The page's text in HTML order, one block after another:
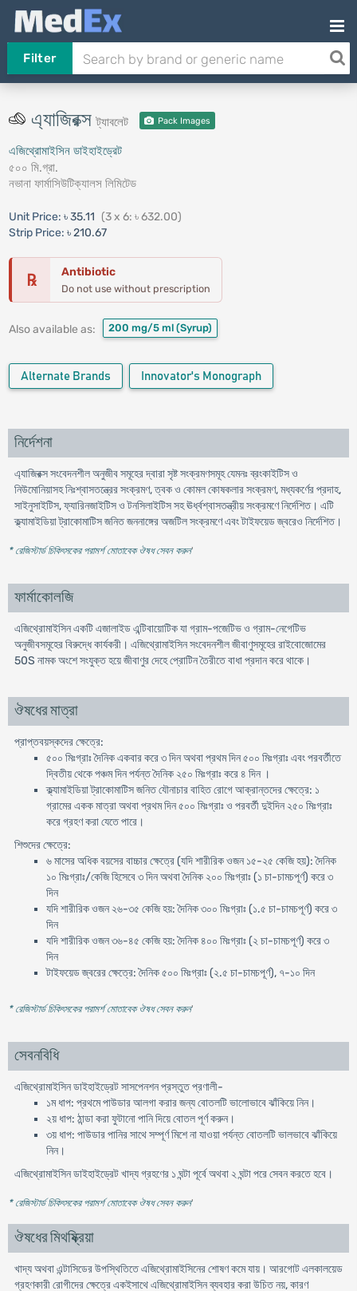
Filter
এ্যাজিরক্সট্যাবলেট Pack Images
এজিথ্রোমাইসিন ডাইহাইড্রেট
৫০০ মি.গ্রা.
নভানা ফার্মাসিউটিক্যালস লিমিটেড
Unit Price: ৳ 35.11 (3 x 6: ৳ 632.00)
Strip Price: ৳ 210.67
℞ Antibiotic
Do not use without prescription
Also available as: 200 mg/5 ml (Syrup)
Alternate Brands Innovator's Monograph
নির্দেশনা
এ্যাজিরক্স সংবেদনশীল অনুজীব সমূহের দ্বারা সৃষ্ট সংক্রমণসমূহ যেমনঃ ব্রংকাইটিস ও
নিউমোনিয়াসহ নিঃশ্বাসতন্ত্রের সংক্রমণ, ত্বক ও কোমল কোষকলার সংক্রমণ, মধ্যকর্ণের প্রদাহ,
সাইনুসাইটিস, ফ্যারিনজাইটিস ও টনসিলাইটিস সহ ঊর্ধ্বশ্বাসতন্ত্রীয় সংক্রমণে নির্দেশিত। এটি
ক্ল্যামাইডিয়া ট্রাকোমাটিস জনিত জননাঙ্গের অজটিল সংক্রমণে এবং টাইফয়েড জ্বরেও নির্দেশিত।
* রেজিস্টার্ড চিকিৎসকের পরামর্শ মোতাবেক ঔষধ সেবন করুন'
ফার্মাকোলজি
এজিথ্রোমাইসিন একটি এজালাইড এন্টিবায়োটিক যা গ্রাম-পজেটিভ ও গ্রাম-নেগেটিভ
অনুজীবসমূহের বিরুদ্ধে কার্যকরী। এজিথ্রোমাইসিন সংবেদনশীল জীবাণুসমূহের রাইবোজোমের
50S নামক অংশে সংযুক্ত হয়ে জীবাণুর দেহে প্রোটিন তৈরীতে বাধা প্রদান করে থাকে।
ঔষধের মাত্রা
প্রাপ্তবয়স্কদের ক্ষেত্রে:
৫০০ মিঃগ্রাঃ দৈনিক একবার করে ৩ দিন অথবা প্রথম দিন ৫০০ মিঃগ্রাঃ এবং পরবর্তীতে
দ্বিতীয় থেকে পঞ্চম দিন পর্যন্ত দৈনিক ২৫০ মিঃগ্রাঃ করে ৪ দিন ।
ক্ল্যামাইডিয়া ট্রাকোমাটিস জনিত যৌনাচার বাহিত রোগে আক্রান্তদের ক্ষেত্রে: ১
গ্রামের একক মাত্রা অথবা প্রথম দিন ৫০০ মিঃগ্রাঃ ও পরবর্তী দুইদিন ২৫০ মিঃগ্রাঃ
করে গ্রহণ করা যেতে পারে।
শিশুদের ক্ষেত্রে:
৬ মাসের অধিক বয়সের বাচ্চার ক্ষেত্রে (যদি শারীরিক ওজন ১৫-২৫ কেজি হয়): দৈনিক
১০ মিঃগ্রাঃ/কেজি হিসেবে ৩ দিন অথবা দৈনিক ২০০ মিঃগ্রাঃ (১ চা-চামচপূর্ণ) করে ৩
দিন
যদি শারীরিক ওজন ২৬-৩৫ কেজি হয়: দৈনিক ৩০০ মিঃগ্রাঃ (১.৫ চা-চামচপূর্ণ) করে ৩
দিন
যদি শারীরিক ওজন ৩৬-৪৫ কেজি হয়: দৈনিক ৪০০ মিঃগ্রাঃ (২ চা-চামচপূর্ণ) করে ৩
দিন
টাইফয়েড জ্বরের ক্ষেত্রে: দৈনিক ৫০০ মিঃগ্রাঃ (২.৫ চা-চামচপূর্ণ), ৭-১০ দিন
* রেজিস্টার্ড চিকিৎসকের পরামর্শ মোতাবেক ঔষধ সেবন করুন'
সেবনবিধি
এজিথ্রোমাইসিন ডাইহাইড্রেট সাসপেনশন প্রস্তুত প্রণালী-
১ম ধাপ: প্রথমে পাউডার আলগা করার জন্য বোতলটি ভালোভাবে ঝাঁকিয়ে নিন।
২য় ধাপ: ঠান্ডা করা ফুটানো পানি দিয়ে বোতল পূর্ণ করুন।
৩য় ধাপ: পাউডার পানির সাথে সম্পূর্ণ মিশে না যাওয়া পর্যন্ত বোতলটি ভালভাবে ঝাঁকিয়ে
নিন।
এজিথ্রোমাইসিন ডাইহাইড্রেট খাদ্য গ্রহণের ১ ঘন্টা পূর্বে অথবা ২ ঘন্টা পরে সেবন করতে হবে।
* রেজিস্টার্ড চিকিৎসকের পরামর্শ মোতাবেক ঔষধ সেবন করুন'
ঔষধের মিথষ্ক্রিয়া
খাদ্য অথবা এন্টাসিডের উপস্থিতিতে এজিথ্রোমাইসিনের শোষণ কমে যায়। আরগোট এলকালয়েড
গ্রহণকারী রোগীদের ক্ষেত্রে একইসাথে এজিথ্রোমাইসিন ব্যবহার করা উচিত নয়, কারণ